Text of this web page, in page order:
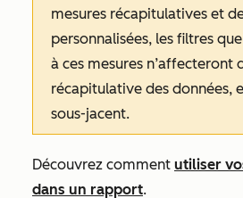
mesures récapitulatives et
personnalisées, les filtres
à ces mesures n’affecteront
récapitulative des données,
sous-jacent.
Découvrez comment utiliser
dans un rapport.